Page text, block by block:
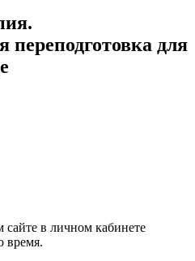
переподготовка для
в личном кабинете
время.